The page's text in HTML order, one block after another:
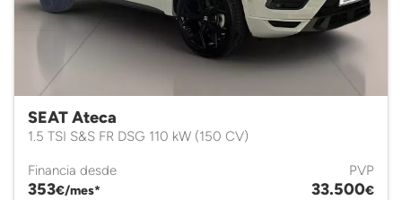
SEAT Ateca
1.5 TSI S&S FR DSG 110 kW (150 CV)
Financia desde
353€/mes*
PVP
33.500€